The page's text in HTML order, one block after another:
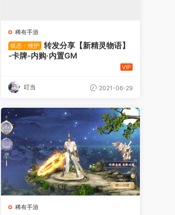
稀有手游
状态：维护 转发分享【新精灵物语】
-卡牌-内购·内置GM
VIP
叮当 2021-06-29
稀有手游